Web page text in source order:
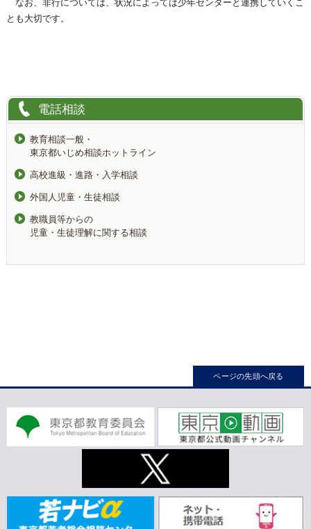
なお、非行については、状況によっては少年センターと連携していくこ
とも大切です。
電話相談
教育相談一般・
東京都いじめ相談ホットライン
高校進級・進路・入学相談
外国人児童・生徒相談
教職員等からの
児童・生徒理解に関する相談
ページの先頭へ戻る